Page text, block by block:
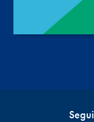
Segui